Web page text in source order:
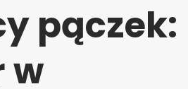
pączek:
w